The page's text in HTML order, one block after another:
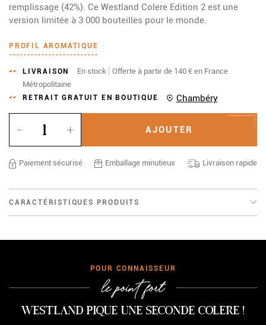
remplissage (42%). Ce Westland Colere Edition 2 est une
version limitée à 3 000 bouteilles pour le monde.
PROFIL AROMATIQUE
LIVRAISON En stock
Offerte à partir de 140 € en France
Métropolitaine
RETRAIT GRATUIT EN BOUTIQUE
Chambéry
AJOUTER
Paiement sécurisé Emballage minutieux Livraison rapide
CARACTÉRISTIQUES PRODUITS
le point fort
Westland pique une seconde Colere !
CONNAISSEUR